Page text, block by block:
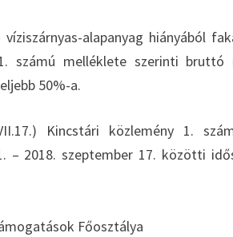
alapanyag hiányából
számú melléklete szerinti bruttó
50%-a.
Kincstári közlemény 1.
– 2018. szeptember 17. közötti
Főosztálya